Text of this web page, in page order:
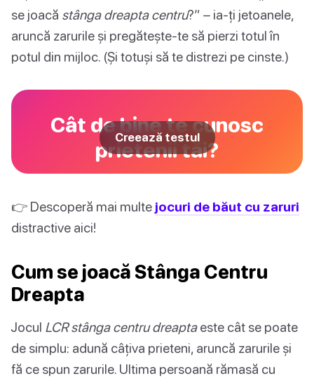
se joacă stânga dreapta centru?” – ia-ți jetoanele,
aruncă zarurile și pregătește-te să pierzi totul în
potul din mijloc. (Și totuși să te distrezi pe cinste.)
Cât de bine te cunosc
prietenii tăi?
Creează testul
👉 Descoperă mai multe jocuri de băut cu zaruri
distractive aici!
Cum se joacă Stânga Centru
Dreapta
Jocul LCR stânga centru dreaptaeste cât se poate
de simplu: adună câțiva prieteni, aruncă zarurile și
fă ce spun zarurile. Ultima persoană rămasă cu